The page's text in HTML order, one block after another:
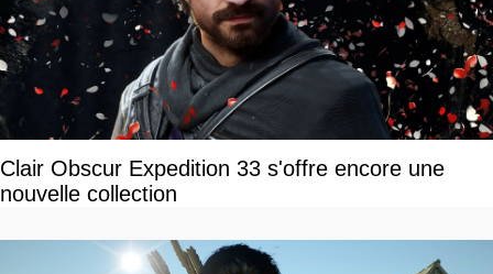
Clair Obscur Expedition 33 s'offre encore une
nouvelle collection